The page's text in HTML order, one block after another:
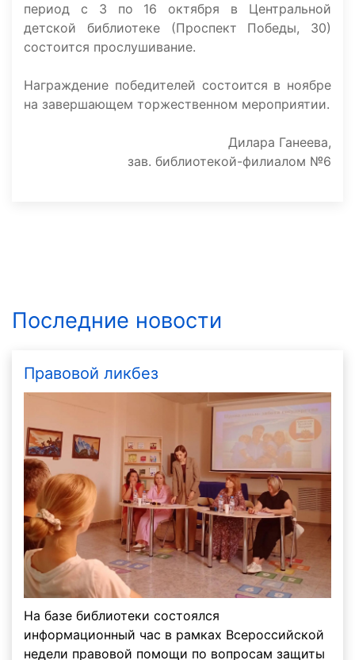
период с 3 по 16 октября в Центральной
детской библиотеке (Проспект Победы, 30)
состоится прослушивание.
Награждение победителей состоится в ноябре
на завершающем торжественном мероприятии.
Дилара Ганеева,
зав. библиотекой-филиалом №6
Последние новости
Правовой ликбез
На базе библиотеки состоялся
информационный час в рамках Всероссийской
недели правовой помощи по вопросам защиты